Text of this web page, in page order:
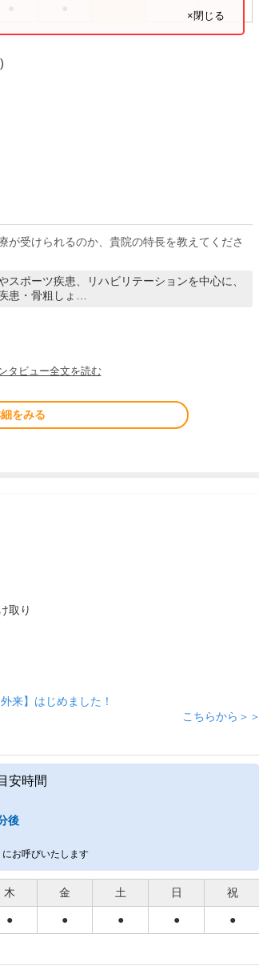
×閉じる
が受けられるのか、貴院の特長を教えてくださ
スポーツ疾患、リハビリテーションを中心に、
患・骨粗しょ…
タビュー全文を読む
をみる
取り
来】はじめました！
こちらから＞＞
安時間
後
にお呼びいたします
木 金 土 日 祝
● ● ● ● ●